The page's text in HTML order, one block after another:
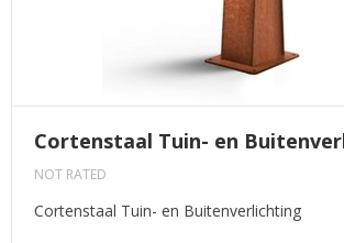
Cortenstaal Tuin- en
NOT RATED
Cortenstaal Tuin- en Buitenverlichting